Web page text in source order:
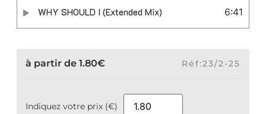
WHY SHOULD I (Extended Mix) 6:41
à partir de 1.80€ Réf:23/2-25
Indiquez votre prix (€)